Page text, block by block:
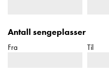
Antall sengeplasser
Fra Til